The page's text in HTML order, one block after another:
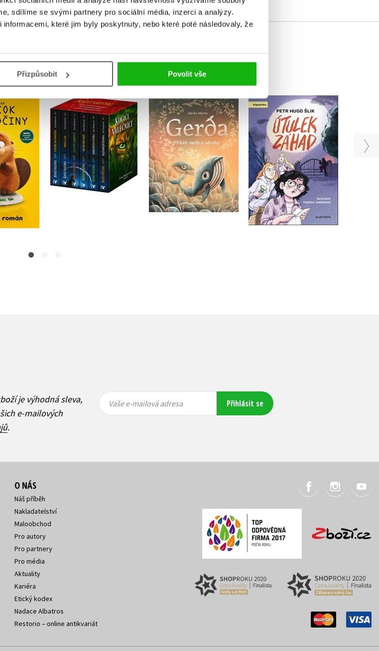
sdílíme se svými partnery pro sociální média, inzerci a analýzy.
které jim byly poskytnuty, nebo které poté následovaly, že
Přizpůsobit Povolit vše
divočiny -
román
269 Kč
Kočičí válečníci: BOX 1-6
Erin Hunterová
Do košíku
Gerda: Příběh moře a
odvahy
Adrián Macho
Do košíku
Útulek záhad
Petr Hugo Šlik
Do košíku
349 Kč
279 Kč
je výhodná sleva,
e-mailových
.
mailová
mailová
Vaše e-mailová adresa Přihlásit se
O NÁS
Náš příběh
Nakladatelství
Maloobchod
Pro autory
Pro partnery
Pro média
Aktuality
Kariéra
Etický kodex
Nadace Albatros
Restorio – online antikvariát